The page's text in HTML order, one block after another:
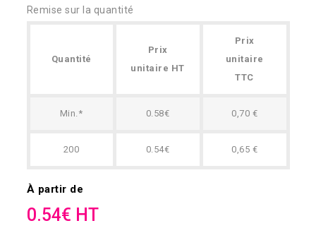
Remise sur la quantité
Quantité
Prix
unitaire HT
Prix
unitaire
TTC
Min.* 0.58€ 0,70 €
200 0.54€ 0,65 €
À partir de
0.54€ HT